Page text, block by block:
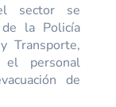
sector se
la Policía
Transporte,
el personal
de